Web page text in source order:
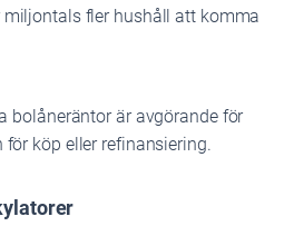
fler hushåll att komma
bolåneräntor är avgörande för
köp eller refinansiering.